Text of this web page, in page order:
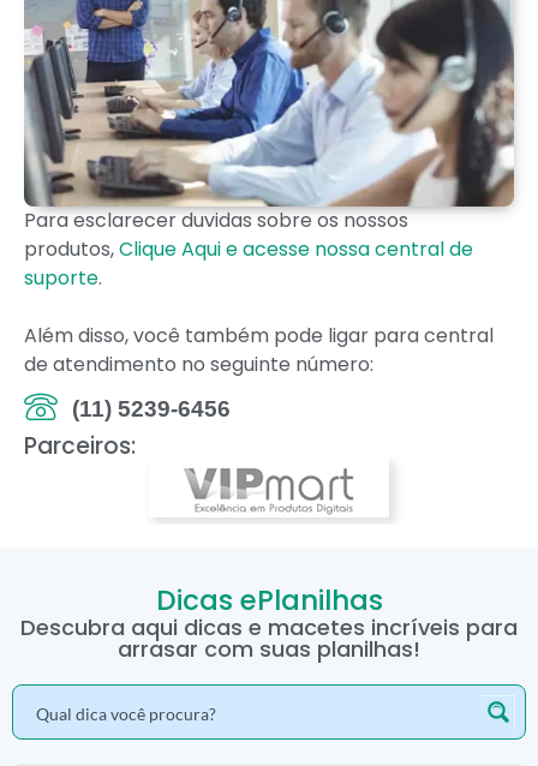
Para esclarecer duvidas sobre os nossos
produtos,Clique Aqui e acesse nossa central de
suporte.
Além disso, você também pode ligar para central
de atendimento no seguinte número:
(11) 5239-6456
Parceiros:
Dicas ePlanilhas
Descubra aqui dicas e macetes incríveis para
arrasar com suas planilhas!